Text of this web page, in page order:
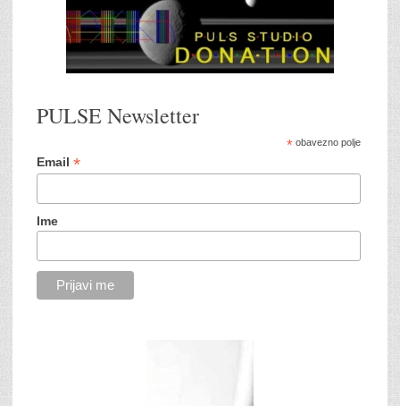
PULSE Newsletter
*obavezno polje
Email *
Ime